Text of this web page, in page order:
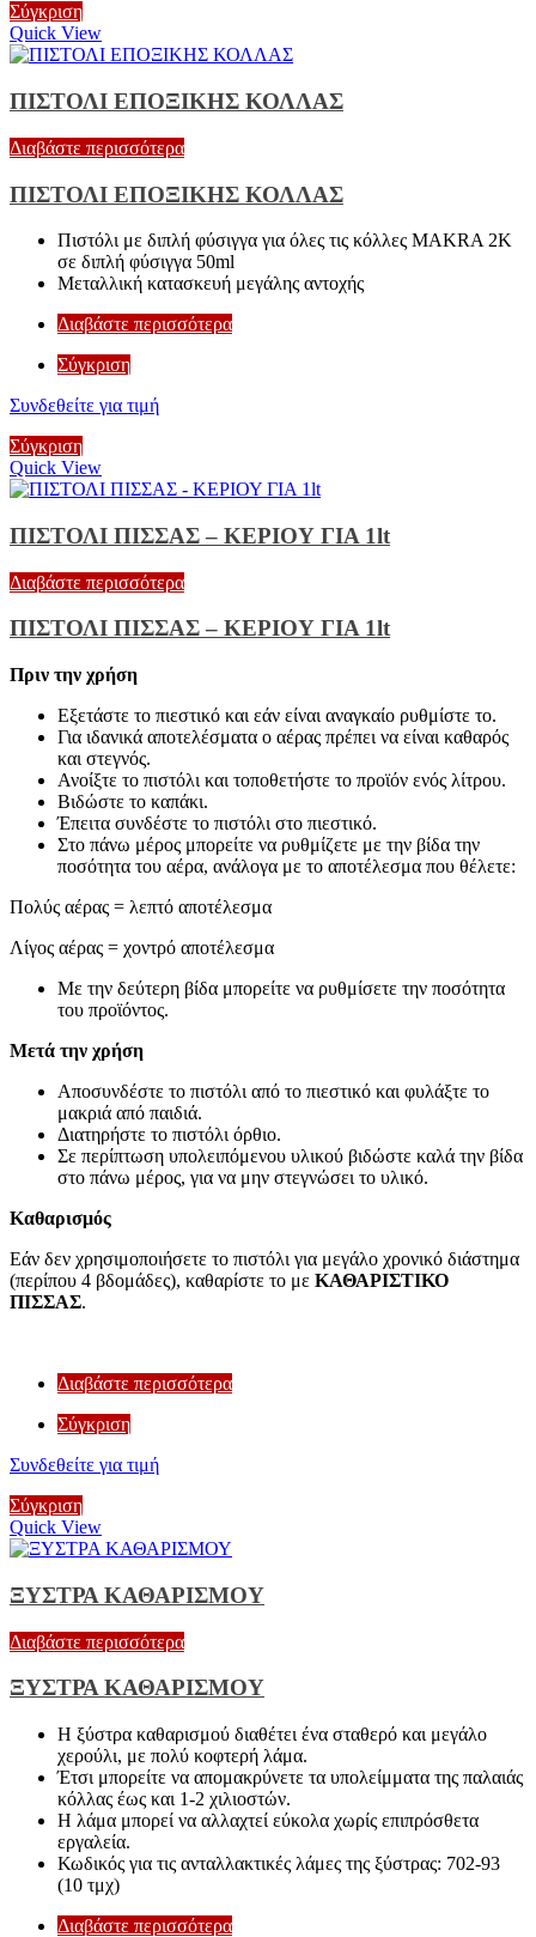
Σύγκριση
Quick View
ΠΙΣΤΟΛΙ ΕΠΟΞΙΚΗΣ ΚΟΛΛΑΣ
Διαβάστε περισσότερα
ΠΙΣΤΟΛΙ ΕΠΟΞΙΚΗΣ ΚΟΛΛΑΣ
Πιστόλι με διπλή φύσιγγα για όλες τις κόλλες MAKRA 2K
σε διπλή φύσιγγα 50ml
Μεταλλική κατασκευή μεγάλης αντοχής
Διαβάστε περισσότερα
Σύγκριση
Συνδεθείτε για τιμή
Σύγκριση
Quick View
ΠΙΣΤΟΛΙ ΠΙΣΣΑΣ – ΚΕΡΙΟΥ ΓΙΑ 1lt
Διαβάστε περισσότερα
ΠΙΣΤΟΛΙ ΠΙΣΣΑΣ – ΚΕΡΙΟΥ ΓΙΑ 1lt
Πριν την χρήση
Εξετάστε το πιεστικό και εάν είναι αναγκαίο ρυθμίστε το.
Για ιδανικά αποτελέσματα ο αέρας πρέπει να είναι καθαρός
και στεγνός.
Ανοίξτε το πιστόλι και τοποθετήστε το προϊόν ενός λίτρου.
Βιδώστε το καπάκι.
Έπειτα συνδέστε το πιστόλι στο πιεστικό.
Στο πάνω μέρος μπορείτε να ρυθμίζετε με την βίδα την
ποσότητα του αέρα, ανάλογα με το αποτέλεσμα που θέλετε:
Πολύς αέρας = λεπτό αποτέλεσμα
Λίγος αέρας = χοντρό αποτέλεσμα
Με την δεύτερη βίδα μπορείτε να ρυθμίσετε την ποσότητα
του προϊόντος.
Μετά την χρήση
Αποσυνδέστε το πιστόλι από το πιεστικό και φυλάξτε το
μακριά από παιδιά.
Διατηρήστε το πιστόλι όρθιο.
Σε περίπτωση υπολειπόμενου υλικού βιδώστε καλά την βίδα
στο πάνω μέρος, για να μην στεγνώσει το υλικό.
Καθαρισμός
Εάν δεν χρησιμοποιήσετε το πιστόλι για μεγάλο χρονικό διάστημα
(περίπου 4 βδομάδες), καθαρίστε το με ΚΑΘΑΡΙΣΤΙΚΟ
ΠΙΣΣΑΣ.
Διαβάστε περισσότερα
Σύγκριση
Συνδεθείτε για τιμή
Σύγκριση
Quick View
ΞΥΣΤΡΑ ΚΑΘΑΡΙΣΜΟΥ
Διαβάστε περισσότερα
ΞΥΣΤΡΑ ΚΑΘΑΡΙΣΜΟΥ
Η ξύστρα καθαρισμού διαθέτει ένα σταθερό και μεγάλο
χερούλι, με πολύ κοφτερή λάμα.
Έτσι μπορείτε να απομακρύνετε τα υπολείμματα της παλαιάς
κόλλας έως και 1-2 χιλιοστών.
Η λάμα μπορεί να αλλαχτεί εύκολα χωρίς επιπρόσθετα
εργαλεία.
Κωδικός για τις ανταλλακτικές λάμες της ξύστρας: 702-93
(10 τμχ)
Διαβάστε περισσότερα